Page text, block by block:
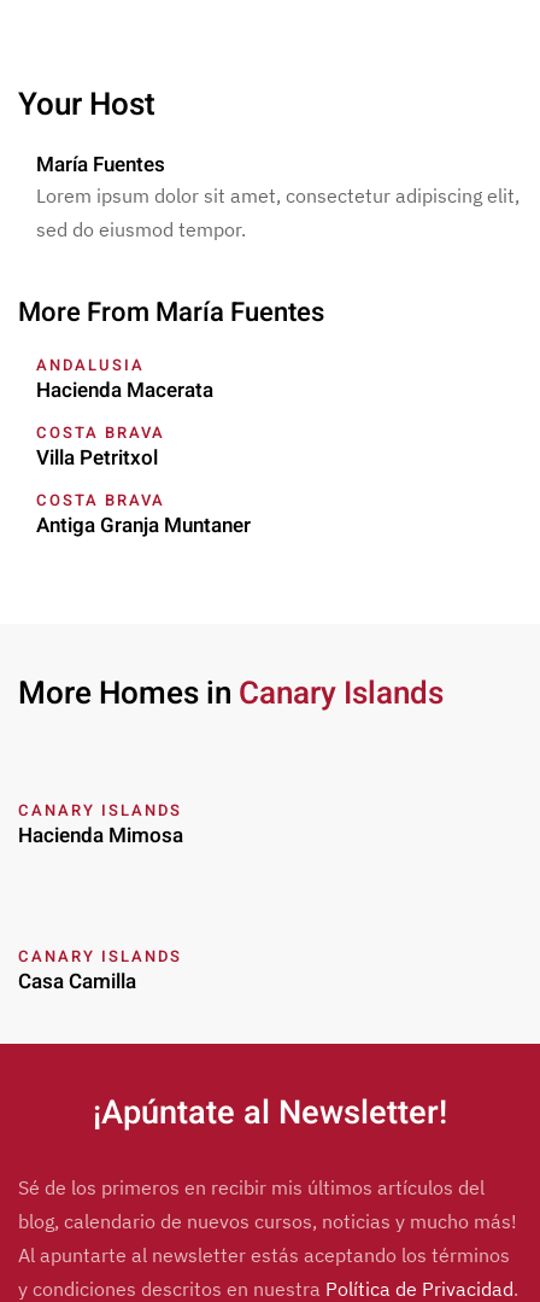
Your Host
María Fuentes
Lorem ipsum dolor sit amet, consectetur adipiscing elit,
sed do eiusmod tempor.
More From María Fuentes
ANDALUSIA
Hacienda Macerata
COSTA BRAVA
Villa Petritxol
COSTA BRAVA
Antiga Granja Muntaner
More Homes in Canary Islands
CANARY ISLANDS
Hacienda Mimosa
CANARY ISLANDS
Casa Camilla
¡Apúntate al Newsletter!
Sé de los primeros en recibir mis últimos artículos del
blog, calendario de nuevos cursos, noticias y mucho más!
Al apuntarte al newsletter estás aceptando los términos
y condiciones descritos en nuestra Política de Privacidad.